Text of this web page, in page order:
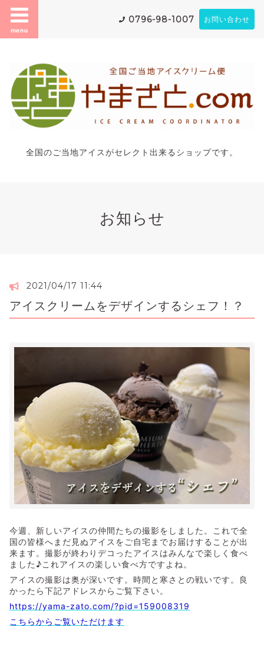
menu
0796-98-1007 お問い合わせ
全国のご当地アイスがセレクト出来るショップです。
お知らせ
2021/04/17 11:44
アイスクリームをデザインするシェフ！？
今週、新しいアイスの仲間たちの撮影をしました。これで全
国の皆様へまだ見ぬアイスをご自宅までお届けすることが出
来ます。撮影が終わりデコったアイスはみんなで楽しく食べ
ました♪これアイスの楽しい食べ方ですよね。
アイスの撮影は奥が深いです。時間と寒さとの戦いです。良
かったら下記アドレスからご覧下さい。
https://yama-zato.com/?pid=159008319
こちらからご覧いただけます